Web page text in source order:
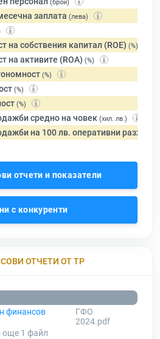
(брой)
заплата (лева)
на собствения капитал (ROE) (%)
на активите (ROA) (%)
(%)
(%)
(%)
средно на човек (хил. лв.)
на 100 лв. оперативни разходи
отчети и показатели
с конкуренти
ОТЧЕТИ ОТ ТР
финансов
ГФО
2024.pdf
1 файл